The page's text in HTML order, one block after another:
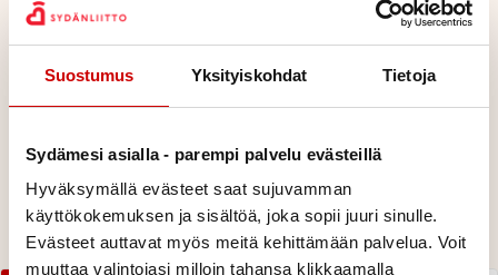
Suostumus Yksityiskohdat Tietoja
Sydämesi asialla - parempi palvelu evästeillä
Hyväksymällä evästeet saat sujuvamman
käyttökokemuksen ja sisältöä, joka sopii juuri sinulle.
Evästeet auttavat myös meitä kehittämään palvelua. Voit
muuttaa valintojasi milloin tahansa klikkaamalla
on myös rajapinta piirien ja yhdistyksien
verkkosivuille. Tämä tarkoittaa, että tietoja ei
tarvitse kirjata kuin yhteen järjestelmään eli
Kiltaan, josta ne sitten siirtyvät myös
verkkosivuille. Löydän kirjallisia ohjeita ja
videoita tältä sivulta alempaa.
Sydänliiton tietosuojaselosteet löydäntäältä.